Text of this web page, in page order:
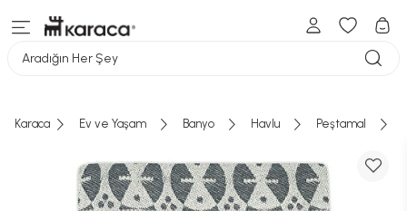
Aradığın Her Şey
Karaca Ev ve Yaşam Banyo Havlu Peştamal